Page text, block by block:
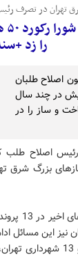
تهران در تصرف
را زد
اصلاح طلبان
در چند سال
ساخت و ساز را در
اصلاح طلب
بزرگ شرق
طبق
نیز این مسائل